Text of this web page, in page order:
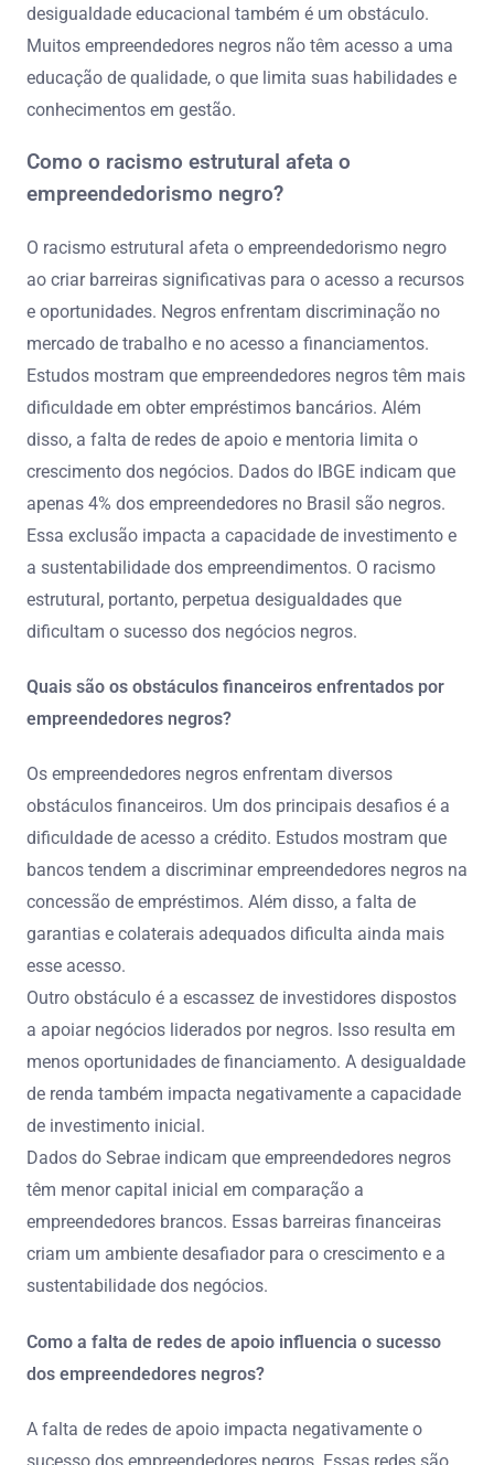
desigualdade educacional também é um obstáculo.
Muitos empreendedores negros não têm acesso a uma
educação de qualidade, o que limita suas habilidades e
conhecimentos em gestão.
Como o racismo estrutural afeta o
empreendedorismo negro?
O racismo estrutural afeta o empreendedorismo negro
ao criar barreiras significativas para o acesso a recursos
e oportunidades. Negros enfrentam discriminação no
mercado de trabalho e no acesso a financiamentos.
Estudos mostram que empreendedores negros têm mais
dificuldade em obter empréstimos bancários. Além
disso, a falta de redes de apoio e mentoria limita o
crescimento dos negócios. Dados do IBGE indicam que
apenas 4% dos empreendedores no Brasil são negros.
Essa exclusão impacta a capacidade de investimento e
a sustentabilidade dos empreendimentos. O racismo
estrutural, portanto, perpetua desigualdades que
dificultam o sucesso dos negócios negros.
Quais são os obstáculos financeiros enfrentados por
empreendedores negros?
Os empreendedores negros enfrentam diversos
obstáculos financeiros. Um dos principais desafios é a
dificuldade de acesso a crédito. Estudos mostram que
bancos tendem a discriminar empreendedores negros na
concessão de empréstimos. Além disso, a falta de
garantias e colaterais adequados dificulta ainda mais
esse acesso.
Outro obstáculo é a escassez de investidores dispostos
a apoiar negócios liderados por negros. Isso resulta em
menos oportunidades de financiamento. A desigualdade
de renda também impacta negativamente a capacidade
de investimento inicial.
Dados do Sebrae indicam que empreendedores negros
têm menor capital inicial em comparação a
empreendedores brancos. Essas barreiras financeiras
criam um ambiente desafiador para o crescimento e a
sustentabilidade dos negócios.
Como a falta de redes de apoio influencia o sucesso
dos empreendedores negros?
A falta de redes de apoio impacta negativamente o